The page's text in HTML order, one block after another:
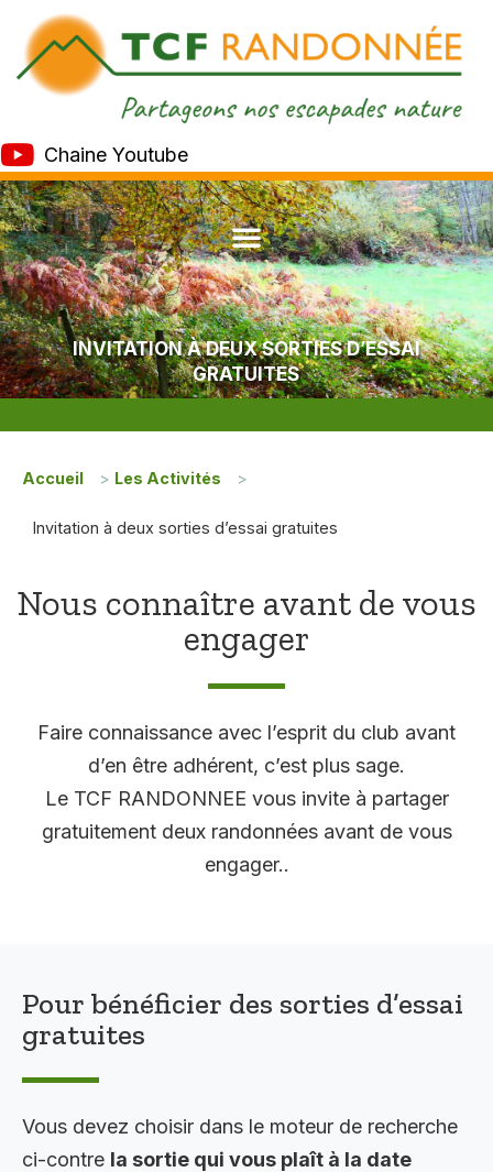
Chaine Youtube
INVITATION À DEUX SORTIES D’ESSAI
GRATUITES
Accueil > Les Activités >
Invitation à deux sorties d’essai gratuites
Nous connaître avant de vous
engager
Faire connaissance avec l’esprit du club avant
d’en être adhérent, c’est plus sage.
Le TCF RANDONNEE vous invite à partager
gratuitement deux randonnées avant de vous
engager..
Pour bénéficier des sorties d’essai
gratuites
Vous devez choisir dans le moteur de recherche
ci-contre la sortie qui vous plaît à la date